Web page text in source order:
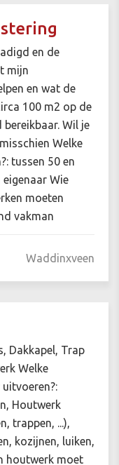
en de
mijn
en wat de
100 m2 op de
bereikbaar. Wil je
Welke
tussen 50 en
eigenaar Wie
moeten
vakman
Waddinxveen
Dakkapel, Trap
Welke
Houtwerk
trappen, ...),
kozijnen, luiken,
houtwerk moet